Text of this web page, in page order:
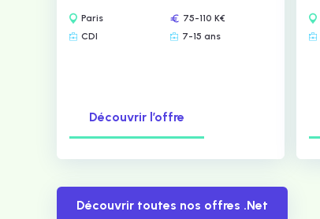
Paris
75-110 K€
CDI
7-15 ans
Découvrir l’offre
Découvrir toutes nos offres .Net